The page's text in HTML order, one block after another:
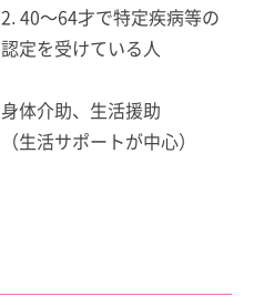
2. 40～64才で特定疾病等の
認定を受けている人
身体介助、生活援助
（生活サポートが中心）